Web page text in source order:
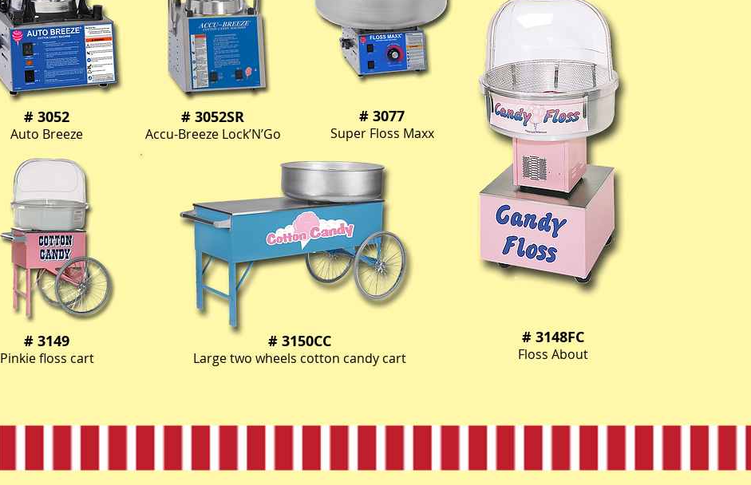
# 3052
Auto Breeze
# 3149
Pinkie floss cart
# 3052SR
Accu-Breeze Lock’N’Go
# 3077
Super Floss Maxx
# 3150CC
Large two wheels cotton candy cart
# 3148FC
Floss About